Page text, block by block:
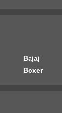
Bajaj
Boxer